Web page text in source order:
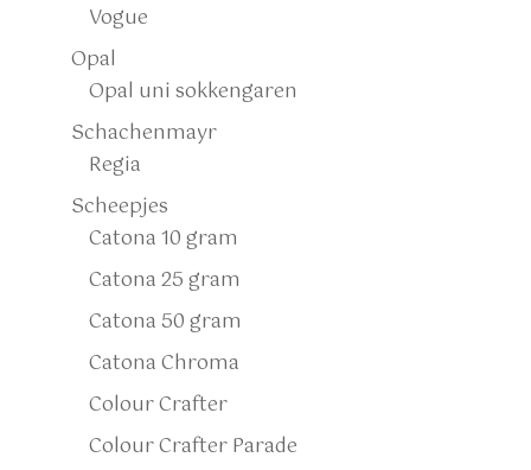
Vogue
Opal
Opal uni sokkengaren
Schachenmayr
Regia
Scheepjes
Catona 10 gram
Catona 25 gram
Catona 50 gram
Catona Chroma
Colour Crafter
Colour Crafter Parade